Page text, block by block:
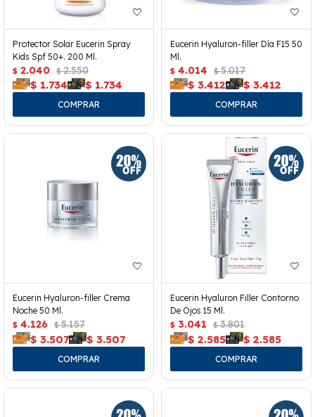
Protector Solar Eucerin Spray
Kids Spf 50+. 200 Ml.
$ 2.040 $ 2.550
$ 1.734 $ 1.734
Eucerin Hyaluron-filler Día F15 50
Ml.
$ 4.014 $ 5.017
$ 3.412 $ 3.412
Eucerin Hyaluron-filler Crema
Noche 50 Ml.
$ 4.126 $ 5.157
$ 3.507 $ 3.507
Eucerin Hyaluron Filler Contorno
De Ojos 15 Ml.
$ 3.041 $ 3.801
$ 2.585 $ 2.585